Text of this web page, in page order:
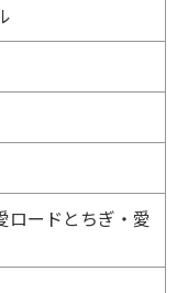
ロードとちぎ・愛